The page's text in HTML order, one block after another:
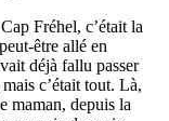
Fréhel, c’était la
être allé en
déjà fallu passer
c’était tout. Là,
maman, depuis la